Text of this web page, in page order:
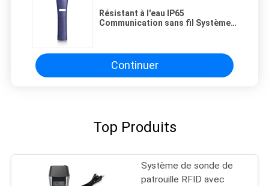
Résistant à l'eau IP65
Communication sans fil Système
Continuer
Top Produits
Système de sonde de
patrouille RFID avec